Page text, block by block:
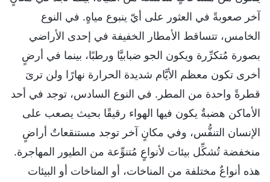
آخر صعوبةً في العثور على أيّ ينبوع مياهٍ. في النوع
الخامس، تتساقط الأمطار الخفيفة في إحدى الأراضي
بصورة مُتكرِّرة ويكون الجو ضبابيَّا ورطبًا، بينما في أرضٍ
أخرى تكون معظم الأيَّام شديدة الحرارة نهارًا ولن ترىَ
قطرةً واحدة من المطر. في النوع السادس، توجد في أحد
الأماكن هضبةٌ يكون فيها الهواء رقيقًا بحيث يصعب على
الإنسان التنفُّس، وفي مكانٍ آخر توجد مستنقعاتٌ أراضٍ
منخفضة تُشكِّل بيئات لأنواعٍ مُتنوِّعة من الطيور المهاجرة.
هذه أنواعٌ مختلفة من المناخات، أو المناخات أو البيئات